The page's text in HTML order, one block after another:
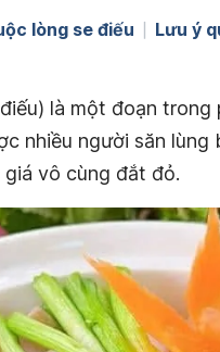
lòng se điếu
Lưu ý
là một đoạn
nhiều người săn
vô cùng đắt đỏ.